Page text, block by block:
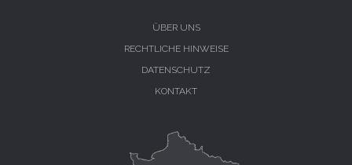
ÜBER UNS
RECHTLICHE HINWEISE
DATENSCHUTZ
KONTAKT